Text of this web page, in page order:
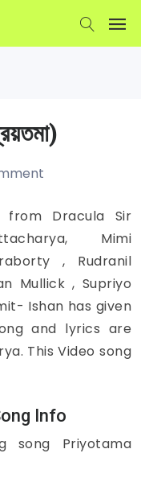
from Dracula Sir
Mimi
, Rudranil
Mullick , Supriyo
Ishan has given
and lyrics are
This Video song
Info
song Priyotama